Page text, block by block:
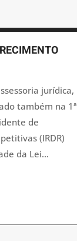
jurídica,
também na 1ª
de
(IRDR)
da Lei...